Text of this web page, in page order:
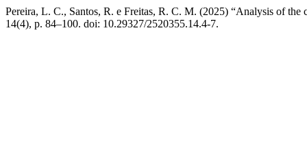
Pereira, L. C., Santos, R. e Freitas, R. C. M. (2025) “Analysis of
14(4), p. 84–100. doi: 10.29327/2520355.14.4-7.